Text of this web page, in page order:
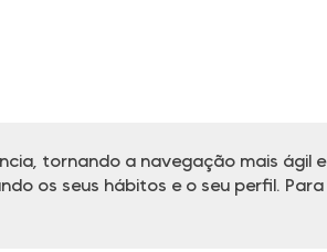
tornando a navegação mais ágil e
os seus hábitos e o seu perfil. Para